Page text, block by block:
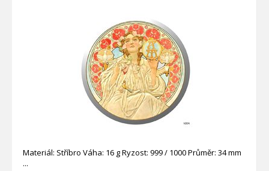
Materiál: Stříbro Váha: 16 g Ryzost: 999 / 1000 Průměr: 34 mm